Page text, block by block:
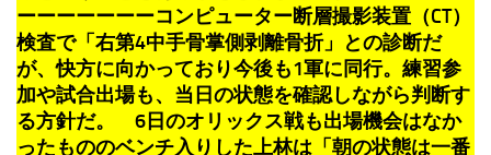
ーーーーーーーコンピューター断層撮影装置（CT）
検査で「右第4中手骨掌側剥離骨折」との診断だ
が、快方に向かっており今後も1軍に同行。練習参
加や試合出場も、当日の状態を確認しながら判断す
る方針だ。 6日のオリックス戦も出場機会はなか
ったもののベンチ入りした上林は「朝の状態は一番